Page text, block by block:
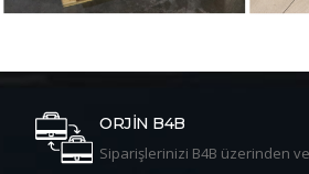
ORJİN B4B
Siparişlerinizi B4B üzerinden